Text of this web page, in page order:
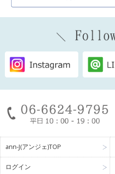
ann-J(アンジェ)TOP
ログイン